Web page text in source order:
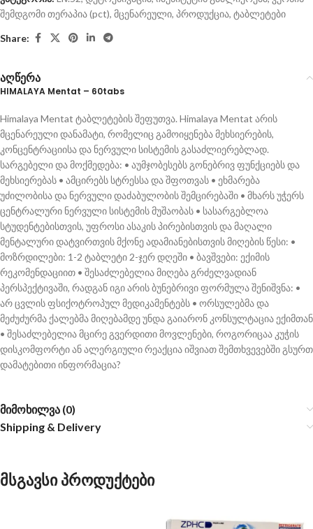
შემდგომი თერაპია (pct), მცენარეული, პროდუქცია, ტაბლეტები
Share:
აღწერა
HIMALAYA Mentat – 60tabs
Himalaya Mentat ტაბლეტების შეფუთვა. Himalaya Mentat არის
მცენარეული დანამატი, რომელიც გამოიყენება მეხსიერების,
კონცენტრაციისა და ნერვული სისტემის გასაძლიერებლად.
სარგებელი და მოქმედება: • აუმჯობესებს გონებრივ ფუნქციებს და
მეხსიერებას • ამცირებს სტრესსა და შფოთვას • ეხმარება
უძილობისა და ნერვული დაძაბულობის შემცირებაში • მხარს უჭერს
ცენტრალური ნერვული სისტემის მუშაობას • სასარგებლოა
სტუდენტებისთვის, უფროსი ასაკის პირებისთვის და მაღალი
მენტალური დატვირთვის მქონე ადამიანებისთვის მიღების წესი: •
მოზრდილები: 1-2 ტაბლეტი 2-ჯერ დღეში • ბავშვები: ექიმის
რეკომენდაციით • შესაძლებელია მიღება გრძელვადიან
პერსპექტივაში, რადგან იგი არის ბუნებრივი ფორმულა შენიშვნა: •
არ ცვლის ფსიქოტროპულ მედიკამენტებს • ორსულებმა და
მეძუძურმა ქალებმა მიღებამდე უნდა გაიარონ კონსულტაცია ექიმთან
• შესაძლებელია მცირე გვერდითი მოვლენები, როგორიცაა კუჭის
დისკომფორტი ან ალერგიული რეაქცია იშვიათ შემთხვევებში გსურთ
დამატებითი ინფორმაცია?
მიმოხილვა (0)
Shipping & Delivery
მსგავსი პროდუქტები